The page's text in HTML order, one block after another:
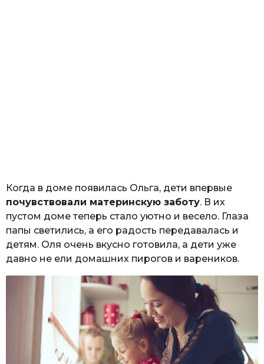
Когда в доме появилась Ольга, дети впервые
почувствовали материнскую заботу. В их
пустом доме теперь стало уютно и весело. Глаза
папы светились, а его радость передавалась и
детям. Оля очень вкусно готовила, а дети уже
давно не ели домашних пирогов и вареников.